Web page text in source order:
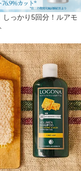
しっかり5回分！ルアモ